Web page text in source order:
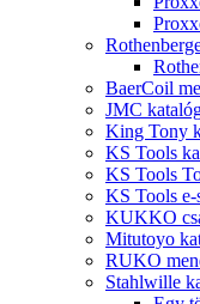
BaerCoil
JMC
King Tony
KS Tools
KS Tools
KS Tools e-
KUKKO
Mitutoyo
RUKO
Stahlwille